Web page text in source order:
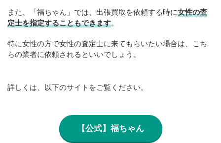
また、「福ちゃん」では、出張買取を依頼する時に女性の査
定士を指定することもできます。
特に女性の方で女性の査定士に来てもらいたい場合は、こち
らの業者に依頼されるといいでしょう。
詳しくは、以下のサイトをご覧ください。
【公式】福ちゃん